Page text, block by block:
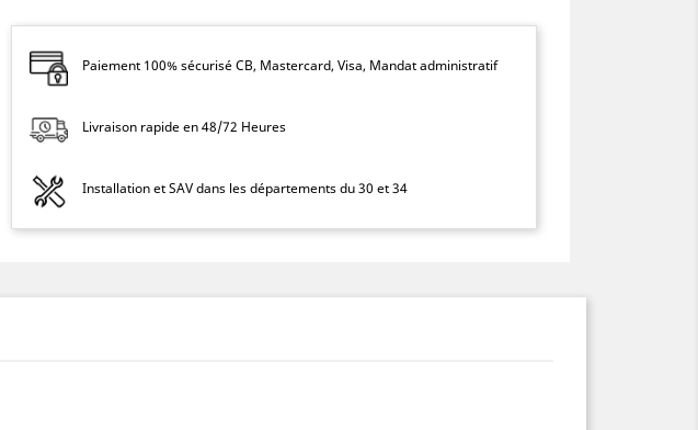
Paiement 100% sécurisé CB, Mastercard, Visa, Mandat administratif
Livraison rapide en 48/72 Heures
Installation et SAV dans les départements du 30 et 34